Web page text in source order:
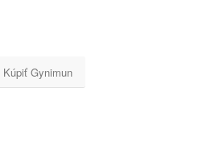
Kúpiť Gynimun